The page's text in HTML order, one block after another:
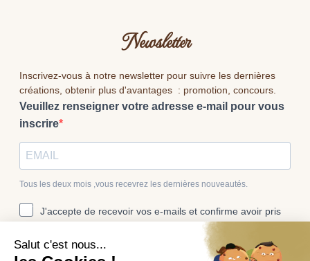
Newsletter
Inscrivez-vous à notre newsletter pour suivre les dernières
créations, obtenir plus d'avantages : promotion, concours.
Veuillez renseigner votre adresse e-mail pour vous
inscrire
Tous les deux mois ,vous recevrez les dernières nouveautés.
J'accepte de recevoir vos e-mails et confirme avoir pris
connaissance de votre politique de confidentialité et
mentions légales.